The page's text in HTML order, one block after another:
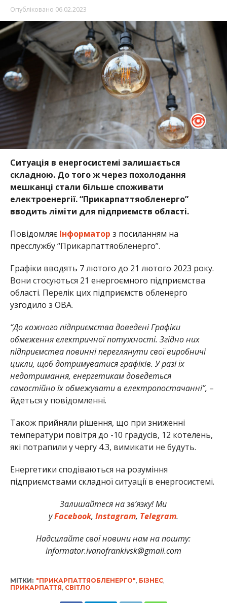
Опубліковано 06.02.2023
Ситуація в енергосистемі залишається
складною. До того ж через похолодання
мешканці стали більше споживати
електроенергії. “Прикарпаттяобленерго”
вводить ліміти для підприємств області.
Повідомляє Інформатор з посиланням на
пресслужбу “Прикарпаттяобленерго”.
Графіки вводять 7 лютого до 21 лютого 2023 року.
Вони стосуються 21 енергоємного підприємства
області. Перелік цих підприємств обленерго
узгодило з ОВА.
“До кожного підприємства доведені Графіки
обмеження електричної потужності. Згідно них
підприємства повинні переглянути свої виробничі
цикли, щоб дотримуватися графіків. У разі їх
недотримання, енергетикам доведеться
самостійно їх обмежувати в електропостачанні”, –
йдеться у повідомленні.
Також прийняли рішення, що при зниженні
температури повітря до -10 градусів, 12 котелень,
які потрапили у чергу 4.3, вимикати не будуть.
Енергетики сподіваються на розуміння
підприємствами складної ситуації в енергосистемі.
Залишайтеся на зв’язку! Ми
уFacebook, Instagram, Telegram.
Надсилайте свої новини нам на пошту:
informator.ivanofrankivsk@gmail.com
МІТКИ: "ПРИКАРПАТТЯОБЛЕНЕРГО" БІЗНЕС,
ПРИКАРПАТТЯ СВІТЛО